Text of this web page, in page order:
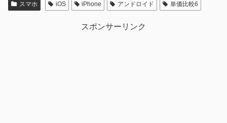
スマホ iOS iPhone アンドロイド 単価比較6
スポンサーリンク